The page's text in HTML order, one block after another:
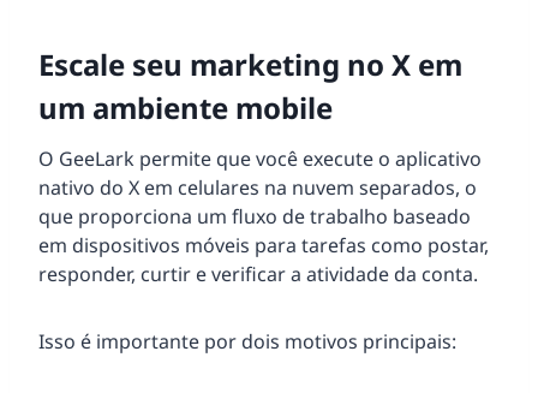
Escale seu marketing no X em
um ambiente mobile
O GeeLark permite que você execute o aplicativo
nativo do X em celulares na nuvem separados, o
que proporciona um fluxo de trabalho baseado
em dispositivos móveis para tarefas como postar,
responder, curtir e verificar a atividade da conta.
Isso é importante por dois motivos principais: